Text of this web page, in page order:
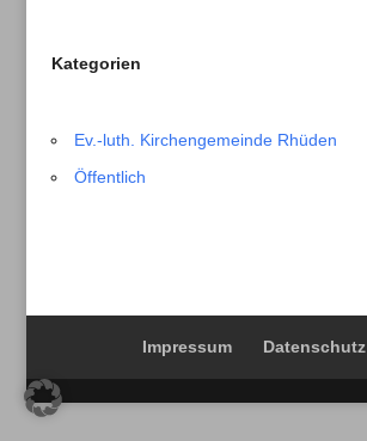
Kategorien
Ev.-luth. Kirchengemeinde Rhüden
Öffentlich
Impressum Datenschutz